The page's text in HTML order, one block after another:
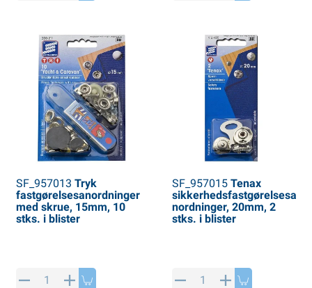
KO artikler
SF_957013 Tryk
fastgørelsesanordninger
med skrue, 15mm, 10
stks. i blister
SF_957015Tenax
sikkerhedsfastgørelsesa
nordninger, 20mm, 2
stks. i blister